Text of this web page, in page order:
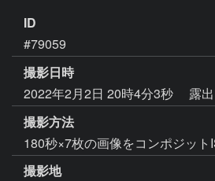
ID
#79059
撮影日時
2022年2月2日 20時4分3秒
露
撮影方法
180秒×7枚の画像をコンポジット
撮影地